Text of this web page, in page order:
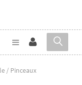
/ Pinceaux